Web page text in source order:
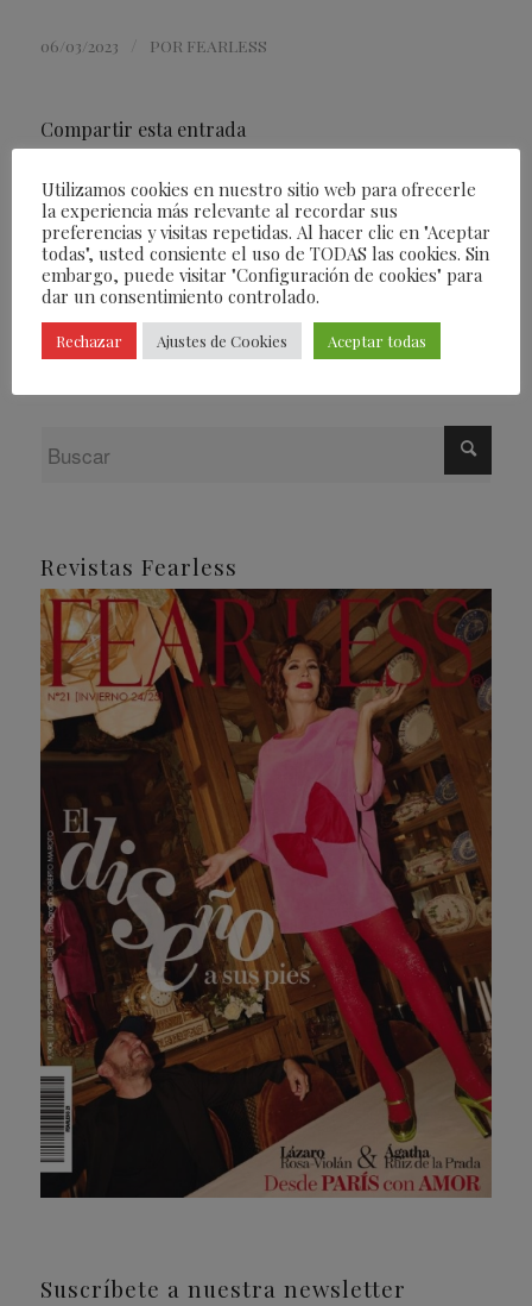
06/03/2023 POR FEARLESS
Compartir esta entrada
Revistas Fearless
Suscríbete a nuestra newsletter
Utilizamos cookies en nuestro sitio web para ofrecerle
la experiencia más relevante al recordar sus
preferencias y visitas repetidas. Al hacer clic en "Aceptar
todas", usted consiente el uso de TODAS las cookies. Sin
embargo, puede visitar "Configuración de cookies" para
dar un consentimiento controlado.
Rechazar Ajustes de Cookies Aceptar todas